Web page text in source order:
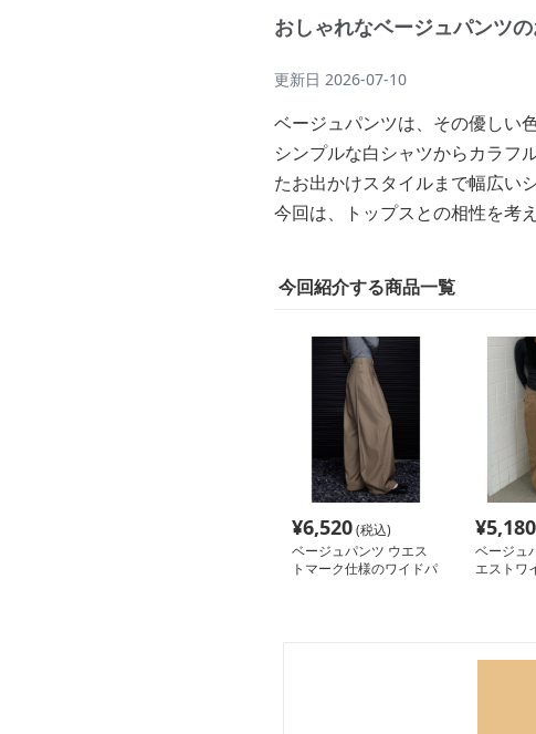
おしゃれなベージュパンツ
更新日 2026-07-10
ベージュパンツは、その優しい
シンプルな白シャツからカラフ
たお出かけスタイルまで幅広い
今回は、トップスとの相性を考
今回紹介する商品一覧
¥6,520(税込)
ベージュパンツ ウエス
トマーク仕様のワイドパ
¥5,180
ベージュ
エストワ